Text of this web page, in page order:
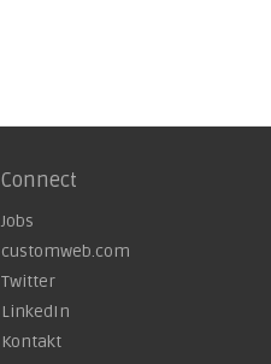
Connect
Jobs
customweb.com
Twitter
LinkedIn
Kontakt